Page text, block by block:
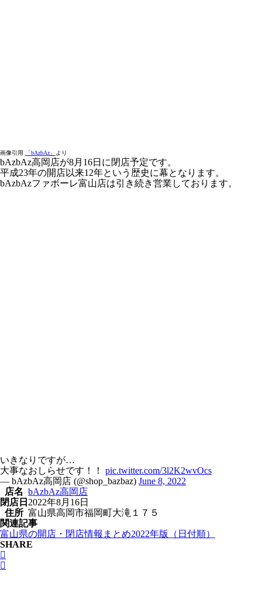
画像引用 「bAzbAz」 より
bAzbAz高岡店が8月16日に閉店予定です。
平成23年の開店以来12年という歴史に幕となります。
bAzbAzファボーレ富山店は引き続き営業しております。
いきなりですが…
大事なおしらせです！！ pic.twitter.com/3l2K2wvOcs
— bAzbAz高岡店 (@shop_bazbaz) June 8, 2022
店名 bAzbAz高岡店
閉店日 2022年8月16日
住所 富山県高岡市福岡町大滝１７５
関連記事
富山県の開店・閉店情報まとめ2022年版（日付順）
SHARE